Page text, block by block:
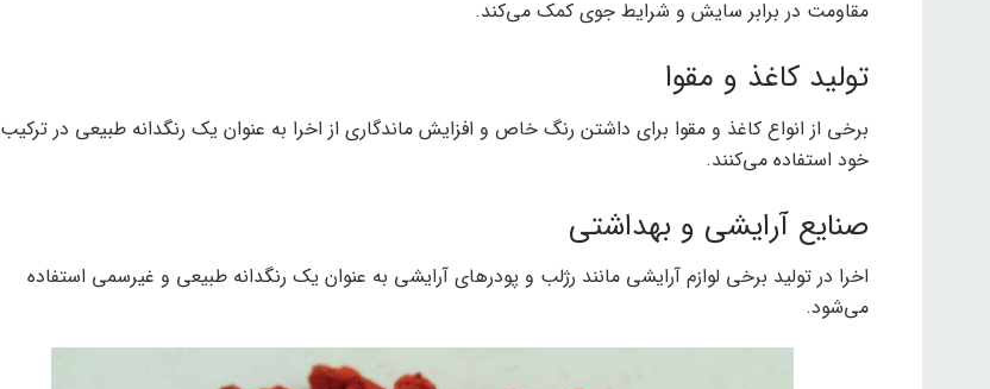
مقاومت در برابر سایش و شرایط جوی کمک می‌کند.
تولید کاغذ و مقوا
برخی از انواع کاغذ و مقوا برای داشتن رنگ خاص و افزایش ماندگاری از اخرا به عنوان یک رنگدانه طبیعی در ترکیب
خود استفاده می‌کنند.
صنایع آرایشی و بهداشتی
اخرا در تولید برخی لوازم آرایشی مانند رژلب و پودرهای آرایشی به عنوان یک رنگدانه طبیعی و غیرسمی استفاده
می‌شود.